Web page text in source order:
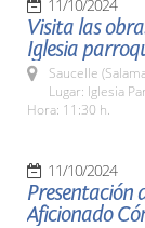
11/10/2024
Visita las
Iglesia
Saucelle
Lugar: Iglesia
Hora: 11:30 h.
11/10/2024
Presentación
Aficionado